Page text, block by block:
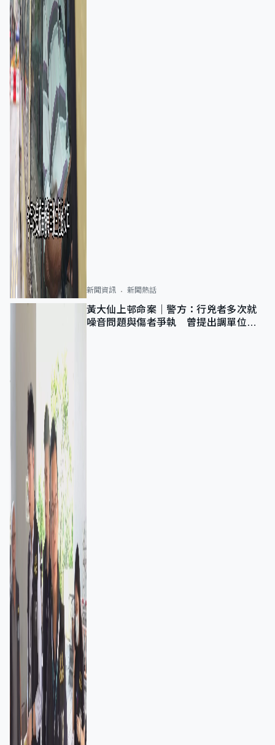
新聞資訊 新聞熱話
黃大仙上邨命案｜警方：行兇者多次就
噪音問題與傷者爭執 曾提出調單位已